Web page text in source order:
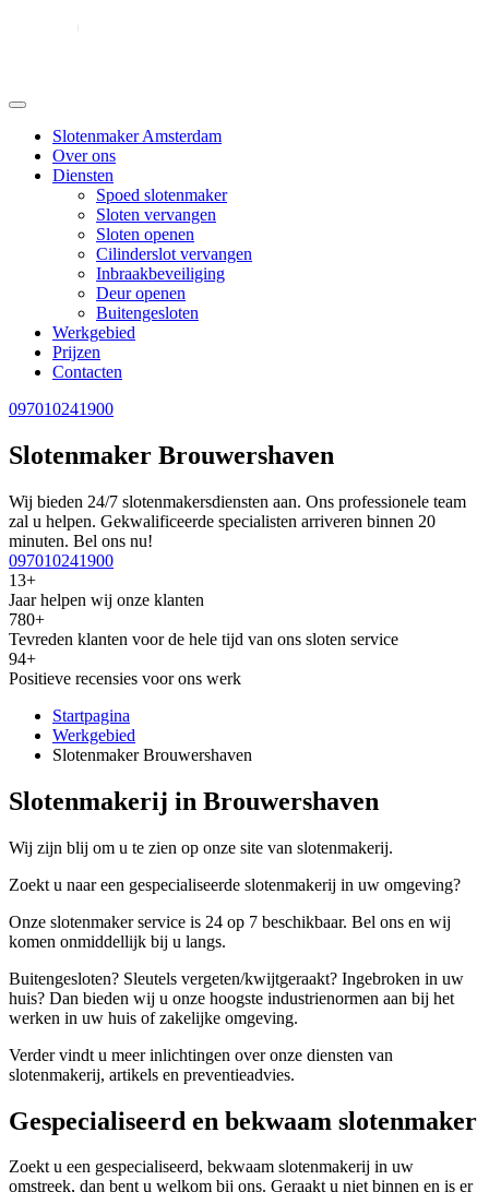
Slotenmaker Amsterdam
Over ons
Diensten
Spoed slotenmaker
Sloten vervangen
Sloten openen
Cilinderslot vervangen
Inbraakbeveiliging
Deur openen
Buitengesloten
Werkgebied
Prijzen
Contacten
097010241900
Slotenmaker Brouwershaven
Wij bieden 24/7 slotenmakersdiensten aan. Ons professionele team
zal u helpen. Gekwalificeerde specialisten arriveren binnen 20
minuten. Bel ons nu!
097010241900
13+
Jaar helpen wij onze klanten
780+
Tevreden klanten voor de hele tijd van ons sloten service
94+
Positieve recensies voor ons werk
Startpagina
Werkgebied
Slotenmaker Brouwershaven
Slotenmakerij in Brouwershaven
Wij zijn blij om u te zien op onze site van slotenmakerij.
Zoekt u naar een gespecialiseerde slotenmakerij in uw omgeving?
Onze slotenmaker service is 24 op 7 beschikbaar. Bel ons en wij
komen onmiddellijk bij u langs.
Buitengesloten? Sleutels vergeten/kwijtgeraakt? Ingebroken in uw
huis? Dan bieden wij u onze hoogste industrienormen aan bij het
werken in uw huis of zakelijke omgeving.
Verder vindt u meer inlichtingen over onze diensten van
slotenmakerij, artikels en preventieadvies.
Gespecialiseerd en bekwaam slotenmaker
Zoekt u een gespecialiseerd, bekwaam slotenmakerij in uw
omstreek, dan bent u welkom bij ons. Geraakt u niet binnen en is er